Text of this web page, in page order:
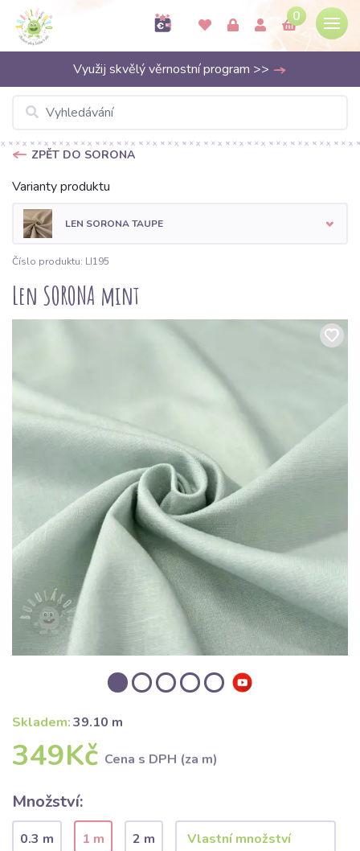
0
Využij skvělý věrnostní program >>
ZPĚT DO SORONA
Varianty produktu
LEN SORONA TAUPE
Číslo produktu: LI195
Len SORONA mint
Skladem:39.10 m
349Kč Cena s DPH (za m)
Množství:
0.3 m 1 m
2 m